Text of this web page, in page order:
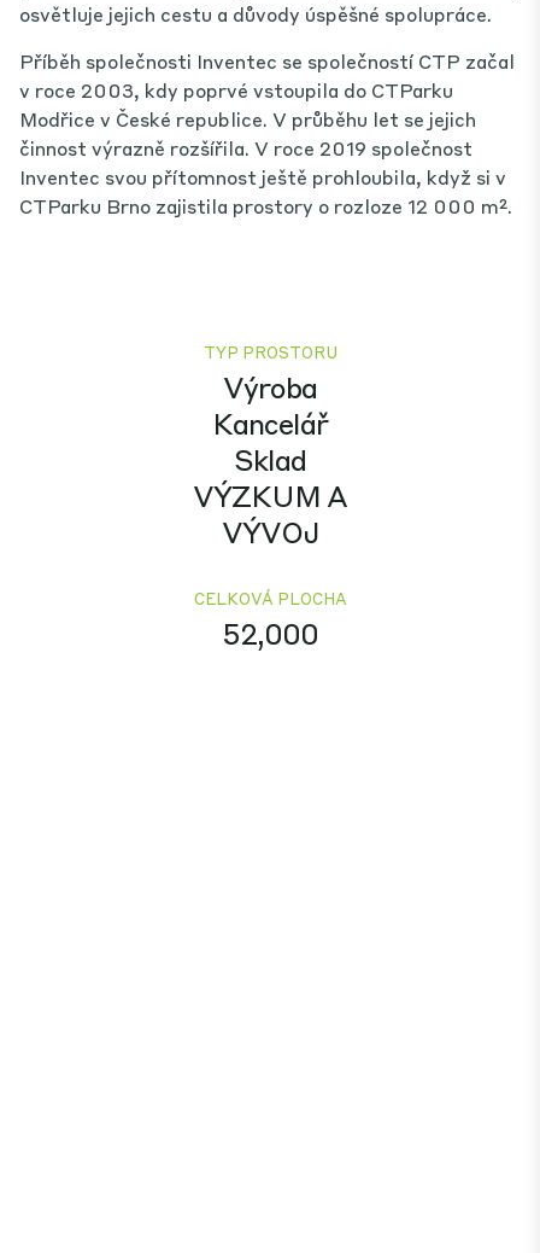
osvětluje jejich cestu a důvody úspěšné spolupráce.
Příběh společnosti Inventec se společností CTP začal
v roce 2003, kdy poprvé vstoupila do CTParku
Modřice v České republice. V průběhu let se jejich
činnost výrazně rozšířila. V roce 2019 společnost
Inventec svou přítomnost ještě prohloubila, když si v
CTParku Brno zajistila prostory o rozloze 12 000 m².
TYP PROSTORU
Výroba
Kancelář
Sklad
VÝZKUM A
VÝVOJ
CELKOVÁ PLOCHA
52,000